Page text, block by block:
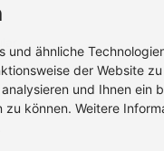
und ähnliche
der Website
und Ihnen ein
zu können. Weitere